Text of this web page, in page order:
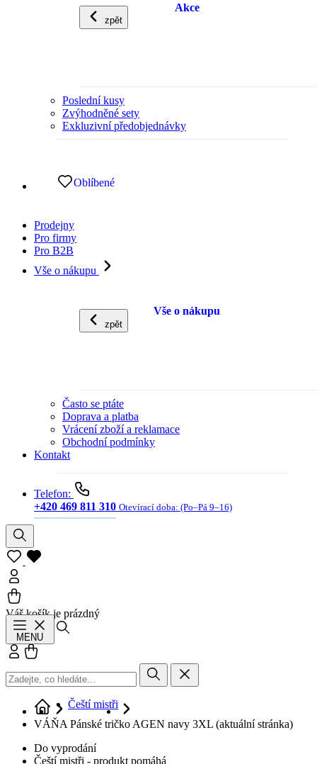
zpět
Akce
Poslední kusy
Zvýhodněné sety
Exkluzivní předobjednávky
Oblíbené
Prodejny
Pro firmy
Pro B2B
Vše o nákupu
zpět
Vše o nákupu
Často se ptáte
Doprava a platba
Vrácení zboží a reklamace
Obchodní podmínky
Kontakt
Telefon:
+420 469 811 310 Otevírací doba: (Po–Pá 9–16)
Váš košík je prázdný
MENU
Přihlásit se
Čeští mistři
VÁŇA Pánské tričko AGEN navy 3XL (aktuální stránka)
Do vyprodání
Čeští mistři - produkt pomáhá